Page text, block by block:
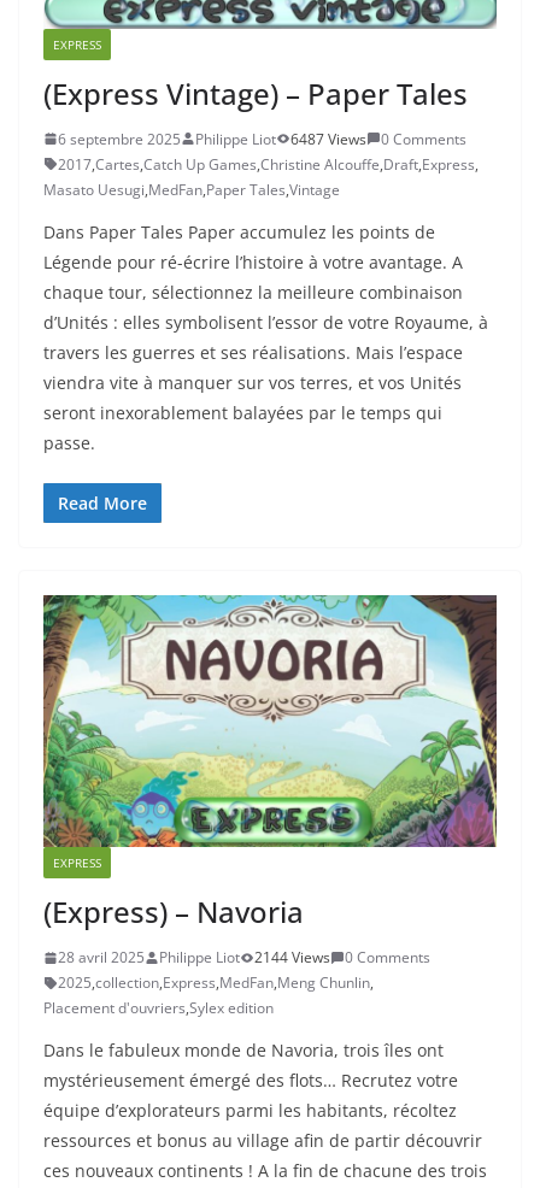
EXPRESS
(Express Vintage) – Paper Tales
6 septembre 2025 Philippe Liot 6487 Views
0 Comments
2017,Cartes,Catch Up Games,Christine Alcouffe,Draft,Express,
Masato Uesugi,MedFan,Paper Tales,Vintage
Dans Paper Tales Paper accumulez les points de
Légende pour ré-écrire l’histoire à votre avantage. A
chaque tour, sélectionnez la meilleure combinaison
d’Unités : elles symbolisent l’essor de votre Royaume, à
travers les guerres et ses réalisations. Mais l’espace
viendra vite à manquer sur vos terres, et vos Unités
seront inexorablement balayées par le temps qui
passe.
Read More
EXPRESS
(Express) – Navoria
28 avril 2025 Philippe Liot 2144 Views
0 Comments
2025,collection,Express,MedFan,Meng Chunlin,
Placement d'ouvriers,Sylex edition
Dans le fabuleux monde de Navoria, trois îles ont
mystérieusement émergé des flots… Recrutez votre
équipe d’explorateurs parmi les habitants, récoltez
ressources et bonus au village afin de partir découvrir
ces nouveaux continents ! A la fin de chacune des trois